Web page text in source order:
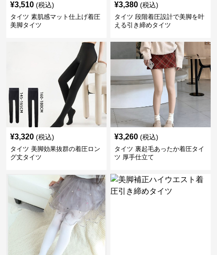
¥3,510 (税込)
タイツ 素肌感マット仕上げ着圧
美脚タイツ
¥3,380 (税込)
タイツ 段階着圧設計で美脚を叶
える引き締めタイツ
¥3,320 (税込)
タイツ 美脚効果抜群の着圧ロン
グ丈タイツ
¥3,260 (税込)
タイツ 裏起毛あったか着圧タイ
ツ 厚手仕立て